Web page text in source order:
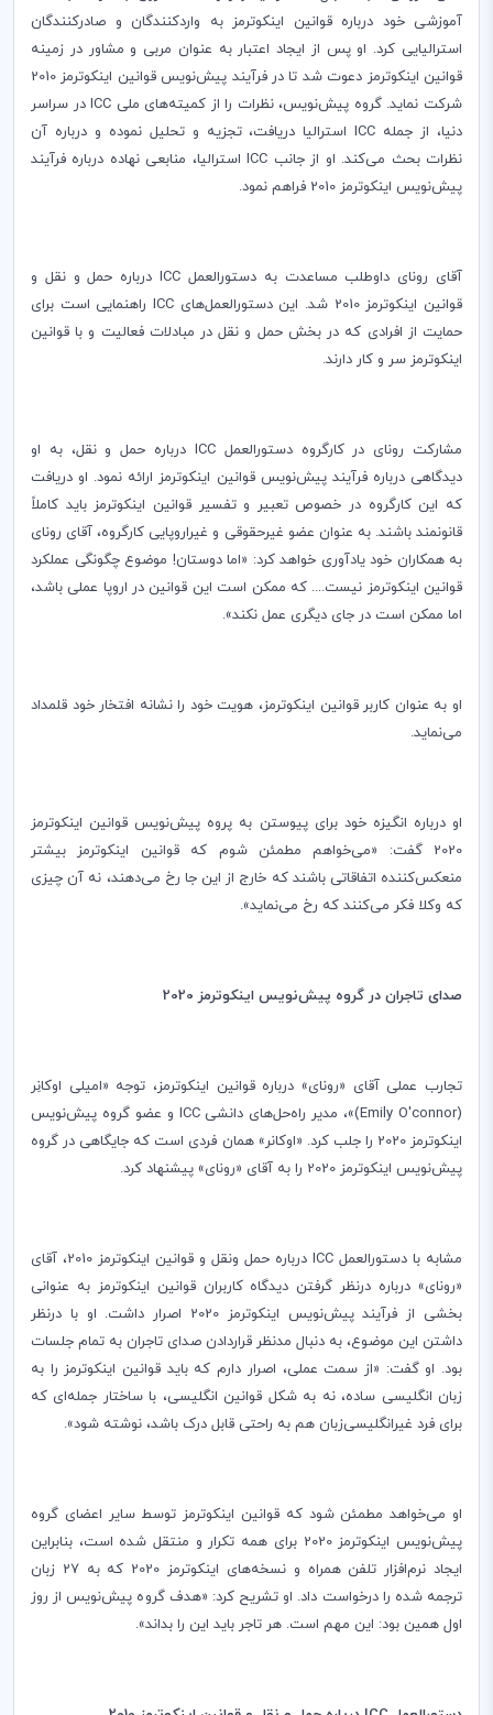
آموزشی خود درباره قوانین اینکوترمز به واردکنندگان و صادرکنندگان
استرالیایی کرد. او پس از ایجاد اعتبار به عنوان مربی و مشاور در زمینه
قوانین اینکوترمز دعوت شد تا در فرآیند پیش‌نویس قوانین اینکوترمز 2010
شرکت نماید. گروه پیش‌نویس، نظرات را از کمیته‌های ملی ICCدر سراسر
دنیا، از جمله ICCاسترالیا دریافت، تجزیه و تحلیل نموده و درباره آن
نظرات بحث می‌کند. او از جانب ICCاسترالیا، منابعی نهاده درباره فرآیند
پیش‌نویس اینکوترمز 2010 فراهم نمود.
آقای رونای داوطلب مساعدت به دستورالعمل ICCدرباره حمل و نقل و
قوانین اینکوترمز 2010 شد. این دستورالعمل‌های
ICC راهنمایی است برای
حمایت از افرادی که در بخش حمل و نقل در مبادلات فعالیت و با قوانین
اینکوترمز سر و کار دارند.
مشارکت رونای در کارگروه دستورالعملICC درباره حمل و نقل، به او
دیدگاهی درباره فرآیند پیش‌نویس قوانین اینکوترمز ارائه نمود. او دریافت
که این کارگروه در خصوص تعبیر و تفسیر قوانین اینکوترمز باید کاملاً
قانونمند باشند. به عنوان عضو غیرحقوقی و غیراروپایی کارگروه، آقای رونای
به همکاران خود یادآوری خواهد کرد: «اما دوستان! موضوع چگونگی عملکرد
قوانین اینکوترمز نیست.... که ممکن است این قوانین در اروپا عملی باشد،
اما ممکن است در جای دیگری عمل نکند».
او به عنوان کاربر قوانین اینکوترمز، هویت خود را نشانه‌ افتخار خود قلمداد
می‌نماید.
او درباره انگیزه خود برای پیوستن به پروه پیش‌نویس قوانین اینکوترمز
2020 گفت: «می‌خواهم مطمئن شوم که قوانین اینکوترمز بیشتر
منعکس‌کننده اتفاقاتی باشند که خارج از این جا رخ می‌دهند، نه آن چیزی
که وکلا فکر می‌کنند که رخ می‌‎نماید».
صدای تاجران در گروه پیش‌نویس اینکوترمز 2020
تجارب عملی آقای «رونای» درباره قوانین اینکوترمز، توجه «امیلی اوکانِر
(
Emily O'connor)»، مدیر راه‌حل‌های دانشیICC و عضو گروه پیش‌نویس
اینکوترمز 2020 را جلب کرد. «اوکانر» همان فردی است که جایگاهی در گروه
پیش‌نویس اینکوترمز 2020 را به آقای «رونای» پیشنهاد کرد.
مشابه با دستورالعمل ICC
درباره حمل ونقل و قوانین اینکوترمز 2010، آقای
«رونای» درباره درنظر گرفتن دیدگاه کاربران قوانین اینکوترمز به عنوانی
بخشی از فرآیند پیش‌نویس اینکوترمز 2020 اصرار داشت. او با درنظر
داشتن این موضوع، به دنبال مدنظر قراردادن صدای تاجران به تمام جلسات
بود. او گفت: «از سمت عملی، اصرار دارم که باید قوانین اینکوترمز را به
زبان انگلیسی ساده، نه به شکل قوانین انگلیسی، با ساختار جمله‌ای که
برای فرد غیرانگلیسی‌زبان هم به راحتی قابل درک باشد، نوشته شود».
او می‌خواهد مطمئن شود که قوانین اینکوترمز توسط سایر اعضای گروه
پیش‌نویس اینکوترمز 2020 برای همه تکرار و منتقل شده است، بنابراین
ایجاد نرم‌افزار تلفن همراه و نسخه‌های اینکوترمز 2020 که به 27 زبان
ترجمه شده را درخواست داد. او تشریح کرد: «هدف گروه پیش‌نویس از روز
اول همین بود: این مهم است. هر تاجر باید این را بداند».